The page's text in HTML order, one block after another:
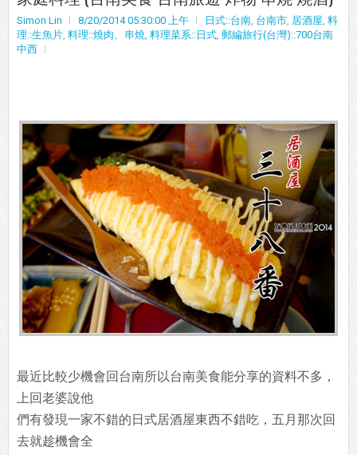
Simon Lin 8/20/2014 05:30:00 上午 日式::台南, 台南市, 居酒屋, 料
理::生魚片, 料理::燒肉、串燒, 料理菜系::日式, 郵編旅行(台灣)::700台南
中西
最近比較少機會回台南所以台南美食能分享的資料不多，
上回老婆說他
們有發現一家不錯的日式居酒屋東西不錯吃，五月那次回
去就趁機會全